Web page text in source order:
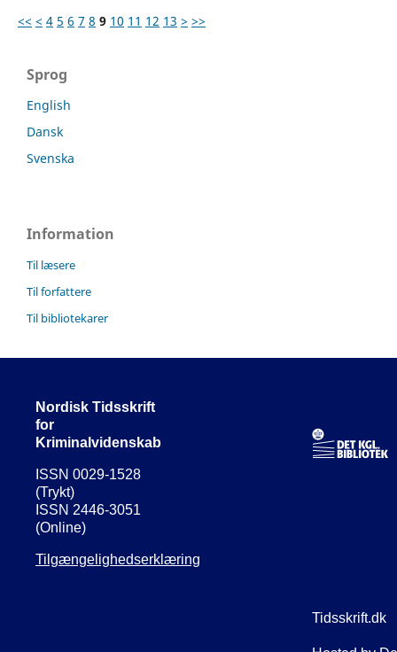
<< < 4 5 6 7 8 9 10 11 12 13 > >>
Sprog
English
Dansk
Svenska
Information
Til læsere
Til forfattere
Til bibliotekarer
Nordisk Tidsskrift
for
Kriminalvidenskab
ISSN 0029-1528
(Trykt)
ISSN 2446-3051
(Online)
Tilgængelighedserklæring